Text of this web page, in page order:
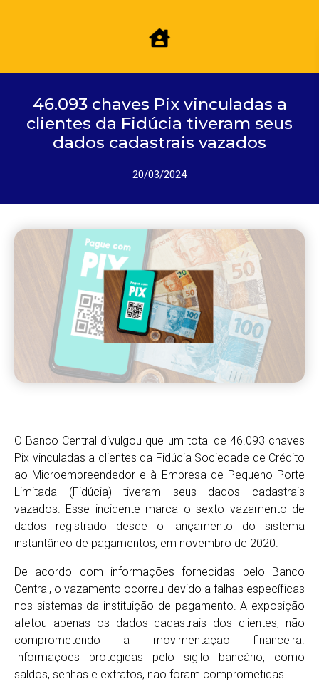
46.093 chaves Pix vinculadas a
clientes da Fidúcia tiveram seus
dados cadastrais vazados
20/03/2024
O Banco Central divulgou que um total de 46.093 chaves
Pix vinculadas a clientes da Fidúcia Sociedade de Crédito
ao Microempreendedor e à Empresa de Pequeno Porte
Limitada (Fidúcia) tiveram seus dados cadastrais
vazados. Esse incidente marca o sexto vazamento de
dados registrado desde o lançamento do sistema
instantâneo de pagamentos, em novembro de 2020.
De acordo com informações fornecidas pelo Banco
Central, o vazamento ocorreu devido a falhas específicas
nos sistemas da instituição de pagamento. A exposição
afetou apenas os dados cadastrais dos clientes, não
comprometendo a movimentação financeira.
Informações protegidas pelo sigilo bancário, como
saldos, senhas e extratos, não foram comprometidas.